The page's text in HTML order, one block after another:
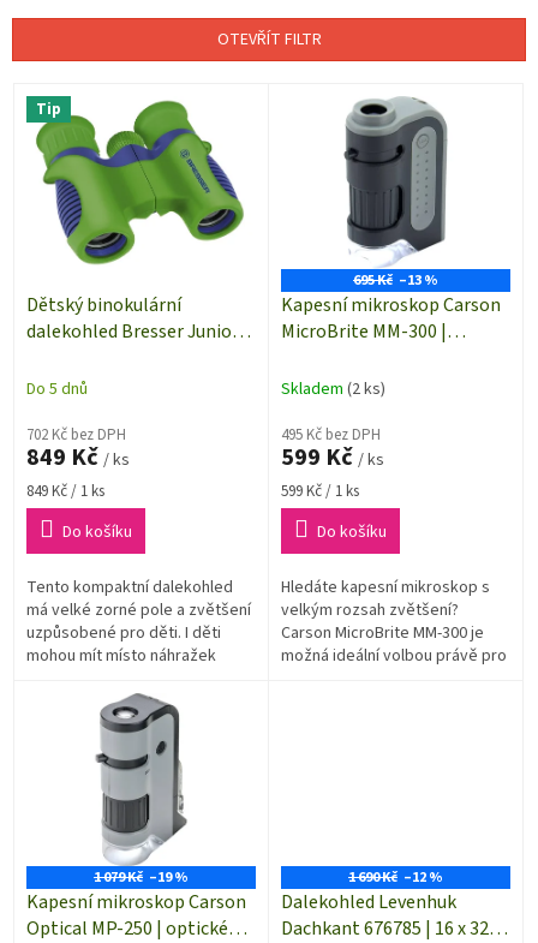
í
OTEVŘÍT FILTR
Tip
Dětský binokulární
dalekohled Bresser Junior
Do 5 dnů
702 Kč bez DPH
849 Kč / ks
Měrná
cena:
849 Kč / 1 ks
Do košíku
Tento kompaktní dalekohled
má velké zorné pole a zvětšení
uzpůsobené pro děti. I děti
mohou mít místo náhražek
zbytečně kazit oči.
695 Kč –13 %
Kapesní mikroskop Carson
MicroBrite MM-300 |
Skladem (2 ks)
495 Kč bez DPH
599 Kč / ks
Měrná
cena:
599 Kč / 1 ks
Do košíku
Hledáte kapesní mikroskop s
velkým rozsah zvětšení?
Carson MicroBrite MM-300 je
možná ideální volbou právě pro
1 079 Kč –19 %
Kapesní mikroskop Carson
Optical MP-250 | optické
1 690 Kč –12 %
Dalekohled Levenhuk
Dachkant 676785 | 16 x 32